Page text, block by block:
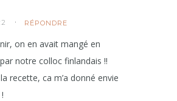
RÉPONDRE
on en avait mangé en
notre colloc finlandais !!
recette, ca m’a donné envie